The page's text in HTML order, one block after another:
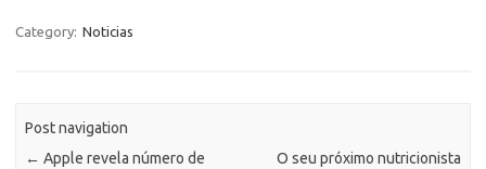
Category: Noticias
Post navigation
← Apple revela número de
O seu próximo nutricionista